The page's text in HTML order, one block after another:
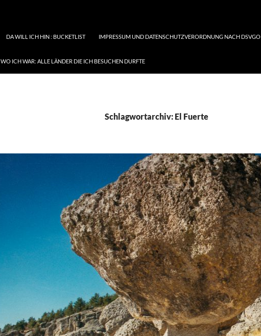
DA WILL ICH HIN : BUCKETLIST IMPRESSUM UND DATENSCHUTZVERORDNUNG NACH DSVGO
WO ICH WAR: ALLE LÄNDER DIE ICH BESUCHEN DURFTE
Schlagwortarchiv: El Fuerte